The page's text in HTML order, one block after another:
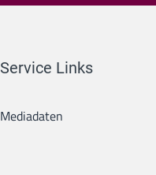
Service Links
Mediadaten